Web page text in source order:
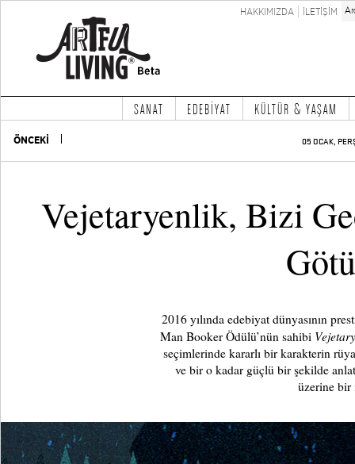
HAKKIMIZDA İLETİŞİM
SANAT EDEBİYAT KÜLTÜR & YAŞAM
ÖNCEKİ 05 OCAK,
Vejetaryenlik, Bizi
2016 yılında edebiyat dünyasının
Man Booker Ödülü’nün sahibi
seçimlerinde kararlı bir karakterin
ve bir o kadar güçlü bir şekilde
üzerine bir